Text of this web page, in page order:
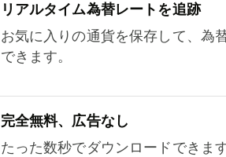
リアルタイム為替レートを追跡
お気に入りの通貨を保存して、為
できます。
完全無料、広告なし
たった数秒でダウンロードできま